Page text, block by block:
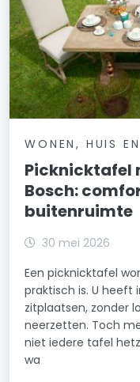
WONEN, HUIS
Picknicktafel
Bosch:
buitenruimte
30 mei 2026
Een picknicktafel
praktisch is. U heeft
zitplaatsen, zonder
neerzetten. Toch
niet iedere tafel
wa